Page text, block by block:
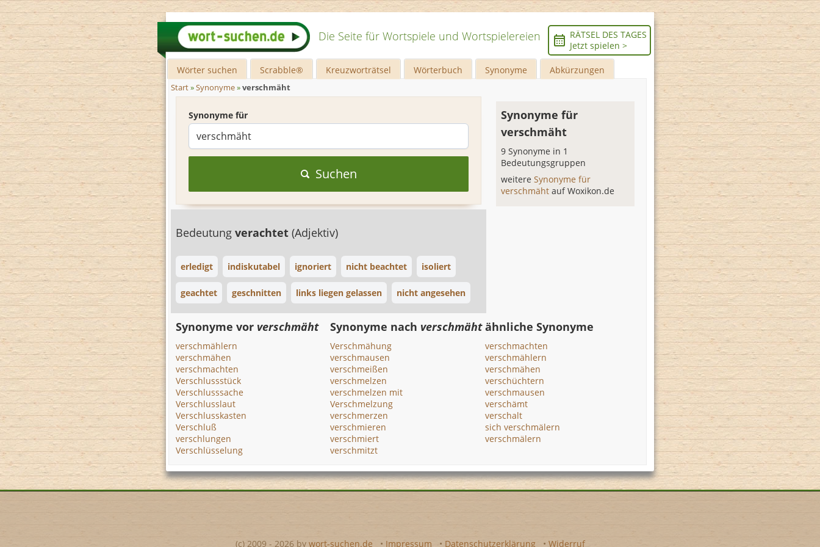
Die Seite für Wortspiele und Wortspielereien
RÄTSEL DES TAGES
Jetzt spielen >
Wörter suchen Scrabble® Kreuzworträtsel Wörterbuch Synonyme Abkürzungen
Start»Synonyme»verschmäht
Synonyme für
Suchen
Bedeutung verachtet (Adjektiv)
erledigt indiskutabel ignoriert nicht beachtet isoliert
geachtet geschnitten links liegen gelassen nicht angesehen
Synonyme für
verschmäht
9 Synonyme in 1
Bedeutungsgruppen
weitereSynonyme für
verschmähtauf Woxikon.de
Synonyme vor verschmäht
verschmählern
verschmähen
verschmachten
Verschlussstück
Verschlusssache
Verschlusslaut
Verschlusskasten
Verschluß
verschlungen
Verschlüsselung
Synonyme nach verschmäht
Verschmähung
verschmausen
verschmeißen
verschmelzen
verschmelzen mit
Verschmelzung
verschmerzen
verschmieren
verschmiert
verschmitzt
ähnliche Synonyme
verschmachten
verschmählern
verschmähen
verschüchtern
verschmausen
verschämt
verschalt
sich verschmälern
verschmälern
(c) 2009 - 2026 by wort-suchen.de • Impressum • Datenschutzerklärung • Widerruf